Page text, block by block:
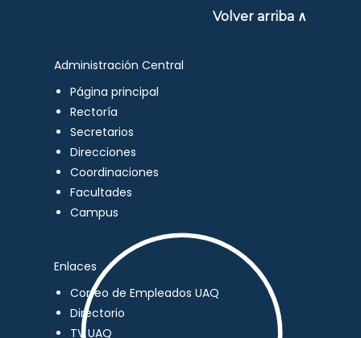
Volver arriba ∧
Administración Central
Página principal
Rectoría
Secretarios
Direcciones
Coordinaciones
Facultades
Campus
Enlaces
Correo de Empleados UAQ
Directorio
TV UAQ